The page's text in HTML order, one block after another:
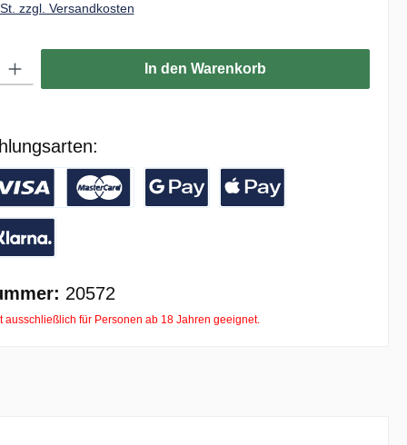
zzgl. Versandkosten
In den Warenkorb
20572
ausschließlich für Personen ab 18 Jahren geeignet.